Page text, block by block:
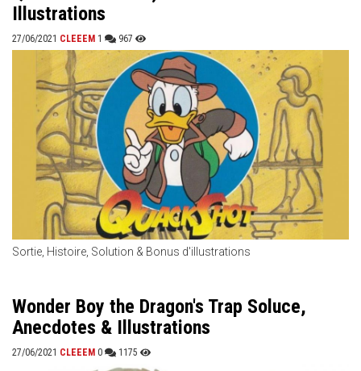
Illustrations
27/06/2021 CLEEEM 1 967
Sortie, Histoire, Solution & Bonus d'illustrations
Wonder Boy the Dragon's Trap Soluce,
Anecdotes & Illustrations
27/06/2021 CLEEEM 0 1175